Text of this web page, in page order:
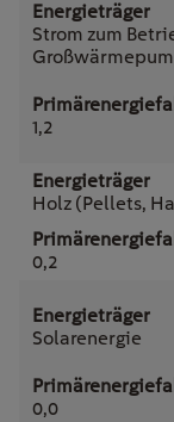
Strom zum
1,2
Holz (Pellets,
0,2
Solarenergie
0,0